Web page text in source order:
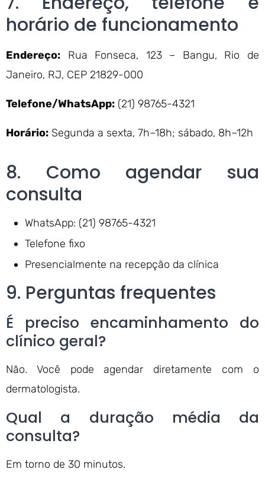
horário de funcionamento
Endereço: Rua Fonseca, 123 – Bangu, Rio de
Janeiro, RJ, CEP 21829-000
Telefone/WhatsApp: (21) 98765-4321
Horário: Segunda a sexta, 7h–18h; sábado, 8h–12h
8. Como agendar sua
consulta
WhatsApp: (21) 98765-4321
Telefone fixo
Presencialmente na recepção da clínica
9. Perguntas frequentes
É preciso encaminhamento do
clínico geral?
Não. Você pode agendar diretamente com o
dermatologista.
Qual a duração média da
consulta?
Em torno de 30 minutos.